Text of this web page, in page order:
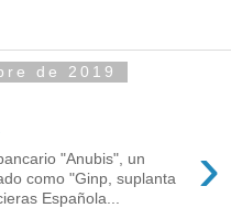
de 2019
›
"Anubis", un
como "Ginp, suplanta
Española...